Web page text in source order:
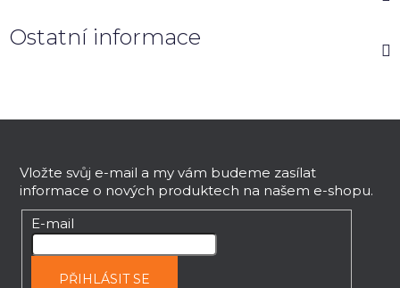
Ostatní informace
Vložte svůj e-mail a my vám budeme zasílat
informace o nových produktech na našem e-shopu.
E-mail
PŘIHLÁSIT SE